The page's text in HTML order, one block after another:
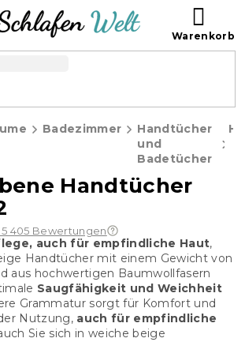
Badezimmer
Handtücher
und
Badetücher
Handtücher
405 Bewertungen
auch für empfindliche Haut,
Handtücher mit einem Gewicht von
aus hochwertigen Baumwollfasern
Saugfähigkeit und Weichheit
Grammatur sorgt für Komfort und
Nutzung, auch für empfindliche
Sie sich in weiche beige